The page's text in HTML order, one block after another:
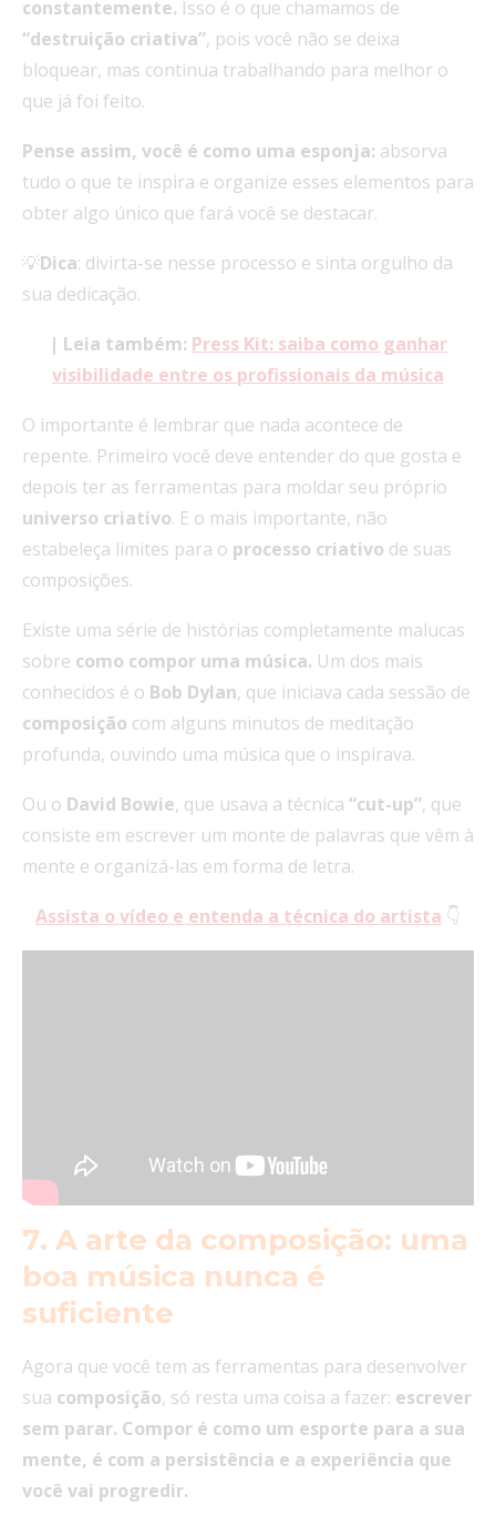
constantemente. Isso é o que chamamos de
“destruição criativa”, pois você não se deixa
bloquear, mas continua trabalhando para melhor o
que já foi feito.
Pense assim, você é como uma esponja: absorva
tudo o que te inspira e organize esses elementos para
obter algo único que fará você se destacar.
💡Dica: divirta-se nesse processo e sinta orgulho da
sua dedicação.
| Leia também: Press Kit: saiba como ganhar
visibilidade entre os profissionais da música
O importante é lembrar que nada acontece de
repente. Primeiro você deve entender do que gosta e
depois ter as ferramentas para moldar seu próprio
universo criativo. E o mais importante, não
estabeleça limites para o processo criativo de suas
composições.
Existe uma série de histórias completamente malucas
sobre como compor uma música. Um dos mais
conhecidos é o Bob Dylan, que iniciava cada sessão de
composição com alguns minutos de meditação
profunda, ouvindo uma música que o inspirava.
Ou o David Bowie, que usava a técnica “cut-up”, que
consiste em escrever um monte de palavras que vêm à
mente e organizá-las em forma de letra.
Assista o vídeo e entenda a técnica do artista 👇
7. A arte da composição: uma
boa música nunca é
suficiente
Agora que você tem as ferramentas para desenvolver
sua composição, só resta uma coisa a fazer: escrever
sem parar. Compor é como um esporte para a sua
mente, é com a persistência e a experiência que
você vai progredir.